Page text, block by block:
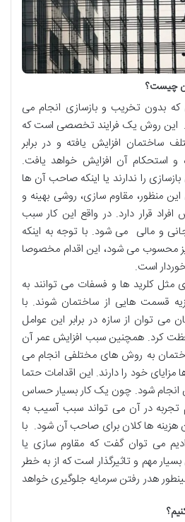
چیست؟
بدون تخریب و بازسازی انجام می
این روش یک فرایند تخصصی است که
ساختمان افزایش یافته و در برابر
استحکام آن افزایش خواهد یافت.
را ندارند یا اینکه صاحب آن ها
منظور، مقاوم سازی، روشی بهینه و
قرار دارد. در واقع این کار سبب
و مالی می شود. با توجه به اینکه
محسوب می شود، این اقدام مخصوصا
است.
مثل کلرید ها و فسفات می توانند به
قسمت هایی از ساختمان شوند. با
می توان از سازه در برابر این عوامل
کرد. همچنین سبب افزایش عمر آن
به روش های مختلفی انجام می
خود را دارند. این اقدامات حتما
شود. چون یک کار بسیار حساس
تجربه در آن می تواند سبب آسیب به
هزینه ها کلان برای صاحب آن شود. با
می توان گفت که مقاوم سازی یا
بسیار مهم و تاثیرگذار است که از به خطر
هدر رفتن سرمایه جلوگیری خواهد